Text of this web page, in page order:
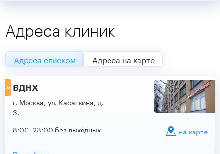
Адреса клиник
Адреса списком Адреса на карте
ВДНХ
г. Москва, ул. Касаткина, д.
3.
на карте
8:00–23:00 без выходных